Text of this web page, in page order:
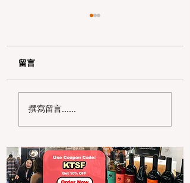
AI 时代的湾区硬核遛娃
留言
撰寫留言......